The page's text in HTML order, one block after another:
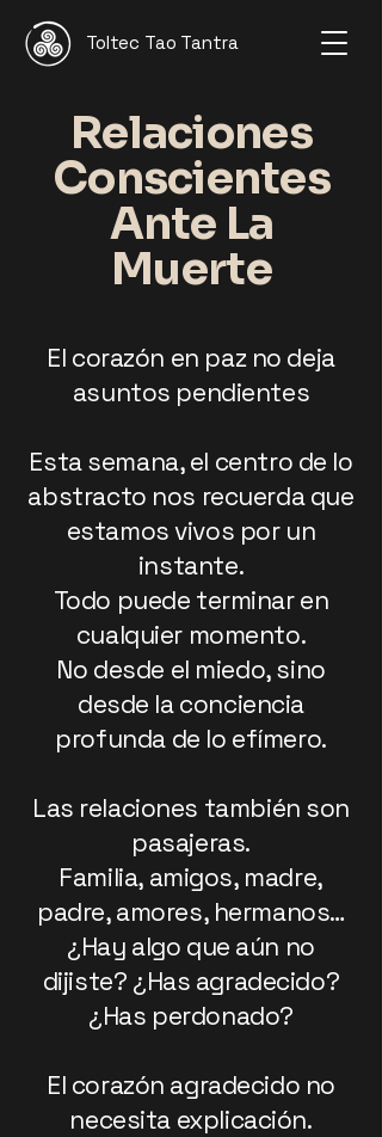
Toltec Tao Tantra
Relaciones
Conscientes
Ante La
Muerte
El corazón en paz no deja
asuntos pendientes
Esta semana, el centro de lo
abstracto nos recuerda que
estamos vivos por un
instante.
Todo puede terminar en
cualquier momento.
No desde el miedo, sino
desde la conciencia
profunda de lo efímero.
Las relaciones también son
pasajeras.
Familia, amigos, madre,
padre, amores, hermanos…
¿Hay algo que aún no
dijiste? ¿Has agradecido?
¿Has perdonado?
El corazón agradecido no
necesita explicación.